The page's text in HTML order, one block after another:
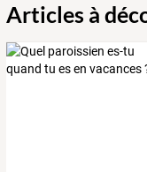
Articles à